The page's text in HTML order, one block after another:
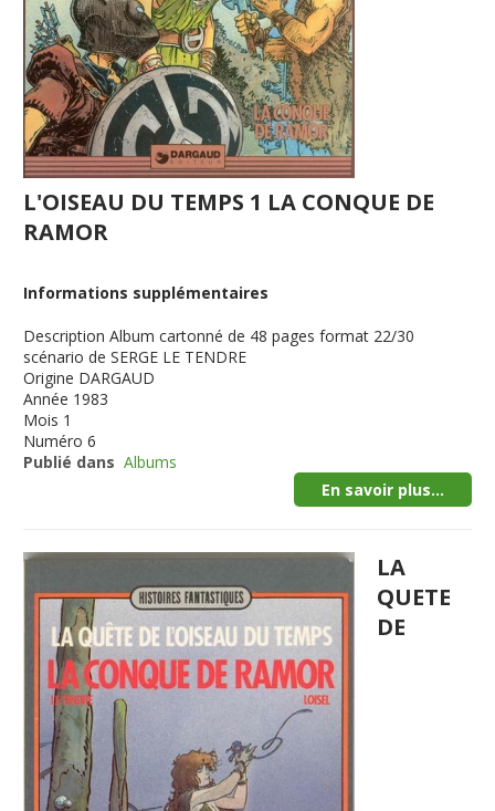
L'OISEAU DU TEMPS 1 LA CONQUE DE
RAMOR
Informations supplémentaires
Description Album cartonné de 48 pages format 22/30
scénario de SERGE LE TENDRE
Origine DARGAUD
Année 1983
Mois 1
Numéro 6
Publié dans Albums
En savoir plus...
LA
QUETE
DE